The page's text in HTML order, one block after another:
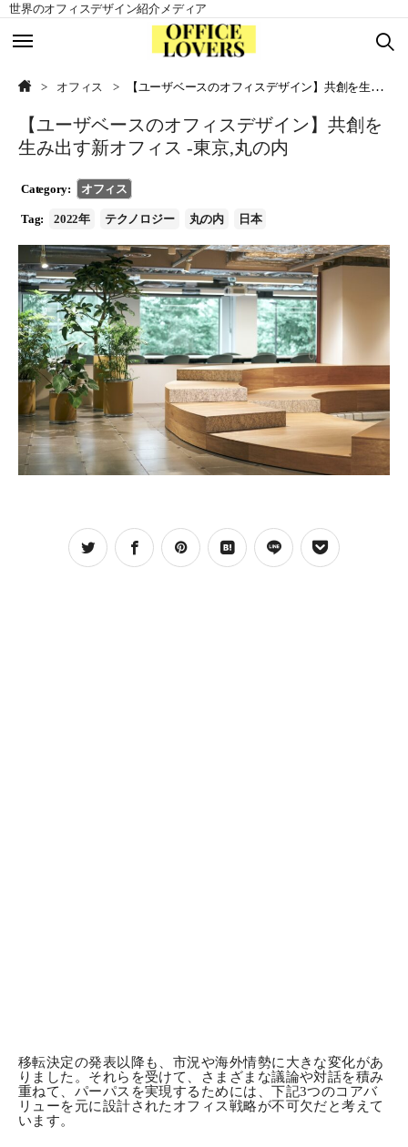
世界のオフィスデザイン紹介メディア
TOP
北アメリカ
ヨーロッパ
アジア
南アメリカ
オセアニア
アフリカ
お問合わせ
プライバシーポリシー
CLOSE
TOP
北アメリカ
ヨーロッパ
アジア
南アメリカ
オセアニア
アフリカ
お問合わせ
プライバシーポリシー
CLOSE
オフィス 【ユーザベースのオフィスデザイン】共創を生み出す新オフィス -東京,丸の内
【ユーザベースのオフィスデザイン】共創を
生み出す新オフィス -東京,丸の内
Category: オフィス
Tag: 2022年 テクノロジー 丸の内 日本
移転決定の発表以降も、市況や海外情勢に大きな変化があ
りました。それらを受けて、さまざまな議論や対話を積み
重ねて、パーパスを実現するためには、下記3つのコアバ
リューを元に設計されたオフィス戦略が不可欠だと考えて
います。